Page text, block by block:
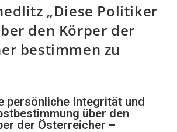
„Diese Politiker
den Körper der
bestimmen zu
persönliche Integrität und
über den
der Österreicher –